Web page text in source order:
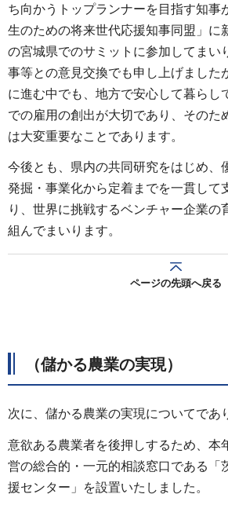
ち向かうトップランナーを目指す知事
生のための将来世代応援知事同盟」に
の宮城県でのサミットに参加してまい
事等との意見交換でも申し上げました
に進む中でも、地方で安心して暮らし
での雇用の創出が大切であり、そのた
は大変重要なことであります。
今後とも、県内の共同研究をはじめ、
発掘・事業化から定着までを一貫して
り、世界に挑戦するベンチャー企業の
組んでまいります。
ページの先頭へ戻る
（儲かる農業の実現）
次に、儲かる農業の実現についてであ
意欲ある農業者を後押しするため、本
営の総合的・一元的相談窓口である「
援センター」を設置いたしました。